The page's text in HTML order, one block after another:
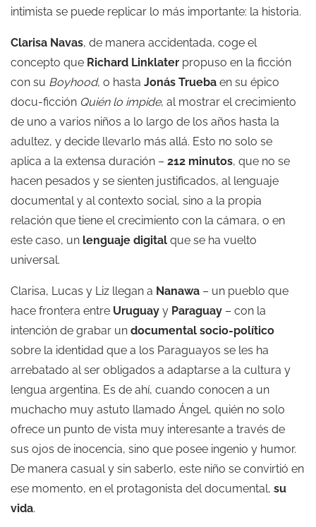
intimista se puede replicar lo más importante: la historia.
Clarisa Navas, de manera accidentada, coge el
concepto que Richard Linklater propuso en la ficción
con su Boyhood, o hasta Jonás Trueba en su épico
docu-ficción Quién lo impide, al mostrar el crecimiento
de uno a varios niños a lo largo de los años hasta la
adultez, y decide llevarlo más allá. Esto no solo se
aplica a la extensa duración – 212 minutos, que no se
hacen pesados y se sienten justificados, al lenguaje
documental y al contexto social, sino a la propia
relación que tiene el crecimiento con la cámara, o en
este caso, un lenguaje digital que se ha vuelto
universal.
Clarisa, Lucas y Liz llegan a Nanawa – un pueblo que
hace frontera entre Uruguay y Paraguay – con la
intención de grabar un documental socio-político
sobre la identidad que a los Paraguayos se les ha
arrebatado al ser obligados a adaptarse a la cultura y
lengua argentina. Es de ahí, cuando conocen a un
muchacho muy astuto llamado Ángel, quién no solo
ofrece un punto de vista muy interesante a través de
sus ojos de inocencia, sino que posee ingenio y humor.
De manera casual y sin saberlo, este niño se convirtió en
ese momento, en el protagonista del documental, su
vida.